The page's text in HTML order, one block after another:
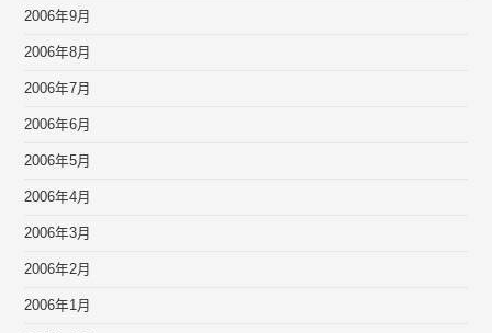
2006年9月
2006年8月
2006年7月
2006年6月
2006年5月
2006年4月
2006年3月
2006年2月
2006年1月